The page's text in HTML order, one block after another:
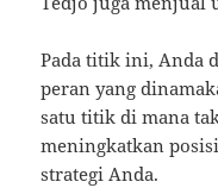
Pada titik ini, Anda
peran yang
satu titik di mana
meningkatkan
strategi Anda.